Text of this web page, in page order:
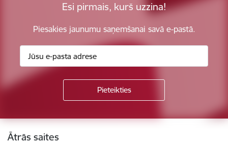
Esi pirmais, kurš uzzina!
Piesakies jaunumu saņemšanai savā e-pastā.
Kājene
Ātrās saites